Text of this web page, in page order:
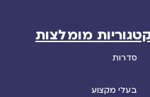
קטגוריות מומלצות
סדרות
בעלי מקצוע